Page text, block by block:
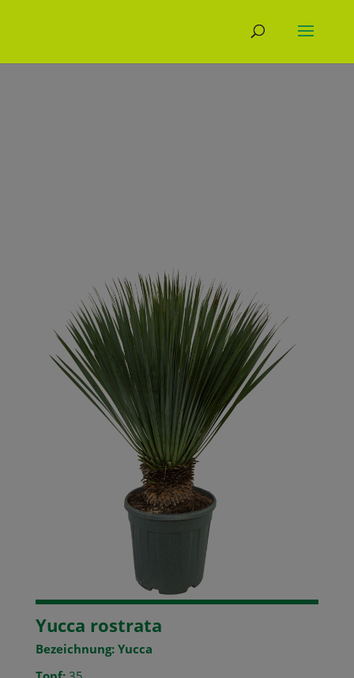
Yucca rostrata
Bezeichnung: Yucca